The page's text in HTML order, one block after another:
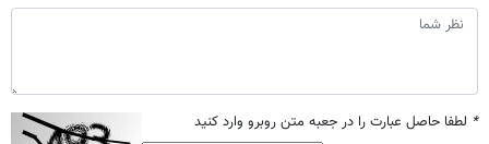
* لطفا حاصل عبارت را در جعبه متن روبرو وارد کنید